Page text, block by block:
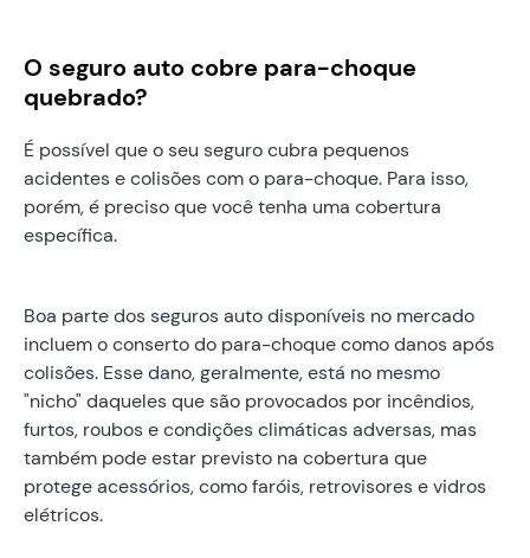
O seguro auto cobre para-choque
quebrado?
É possível que o seu seguro cubra pequenos
acidentes e colisões com o para-choque. Para isso,
porém, é preciso que você tenha uma cobertura
específica.
Boa parte dos seguros auto disponíveis no mercado
incluem o conserto do para-choque como danos após
colisões. Esse dano, geralmente, está no mesmo
"nicho" daqueles que são provocados por incêndios,
furtos, roubos e condições climáticas adversas, mas
também pode estar previsto na cobertura que
protege acessórios, como faróis, retrovisores e vidros
elétricos.